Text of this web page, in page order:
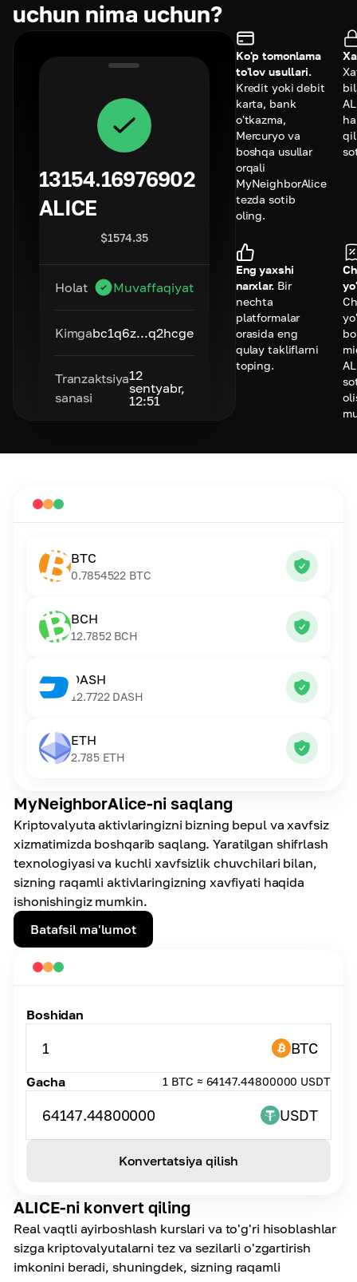
uchun nima uchun?
13154.16976902
ALICE
$1574.35
Holat Muvaffaqiyat
Kimgabc1q6z...q2hcge
Tranzaktsiya
sanasi
12
sentyabr,
12:51
Ko'p tomonlama
to'lov usullari.
Kredit yoki debit
karta, bank
o'tkazma,
Mercuryo va
boshqa usullar
orqali
MyNeighborAlice
tezda sotib
oling.
Eng yaxshi
narxlar. Bir
nechta
platformalar
orasida eng
qulay takliflarni
toping.
MyNeighborAlice-ni saqlang
Kriptovalyuta aktivlaringizni bizning bepul va xavfsiz
xizmatimizda boshqarib saqlang. Yaratilgan shifrlash
texnologiyasi va kuchli xavfsizlik chuvchilari bilan,
sizning raqamli aktivlaringizning xavfiyati haqida
ishonishingiz mumkin.
Batafsil ma'lumot
BTC
0.7854522 BTC
BCH
12.7852 BCH
DASH
12.7722 DASH
ETH
2.785 ETH
ALICE-ni konvert qiling
Real vaqtli ayirboshlash kurslari va to'g'ri hisoblashlar
sizga kriptovalyutalarni tez va sezilarli o'zgartirish
imkonini beradi, shuningdek, sizning raqamli
Boshidan
1 BTC
Gacha 1 BTC ≈ 64147.44800000 USDT
64147.44800000 USDT
Konvertatsiya qilish